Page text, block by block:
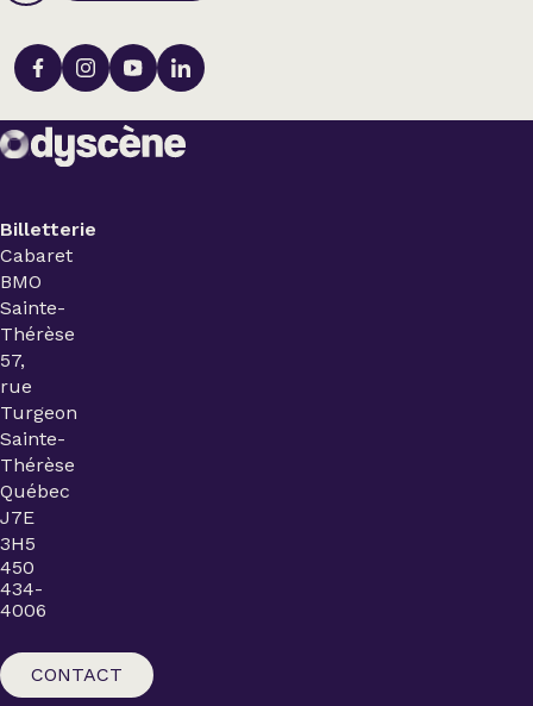
Billetterie
Cabaret
BMO
Sainte-
Thérèse
57,
rue
Turgeon
Sainte-
Thérèse
Québec
J7E
3H5
450
434-
4006
CONTACT